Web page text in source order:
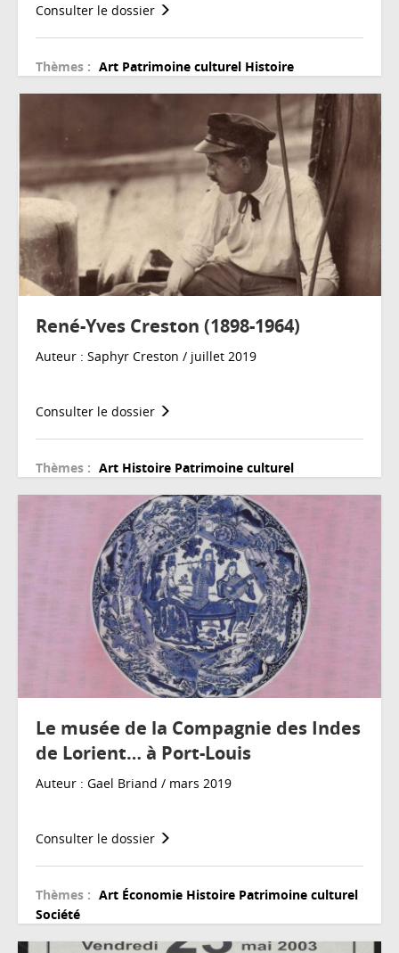
Consulter le dossier
Thèmes : Art Patrimoine culturel Histoire
René-Yves Creston (1898-1964)
Auteur : Saphyr Creston / juillet 2019
Consulter le dossier
Thèmes : Art Histoire Patrimoine culturel
Le musée de la Compagnie des Indes
de Lorient… à Port-Louis
Auteur : Gael Briand / mars 2019
Consulter le dossier
Thèmes : Art Économie Histoire Patrimoine culturel
Société